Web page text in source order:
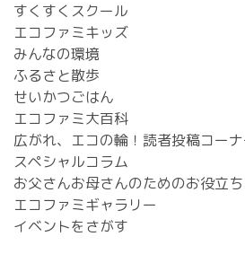
すくすくスクール
エコファミキッズ
みんなの環境
ふるさと散歩
せいかつごはん
エコファミ大百科
広がれ、エコの輪！読者投稿コーナ
スペシャルコラム
お父さんお母さんのためのお役立
エコファミギャラリー
イベントをさがす